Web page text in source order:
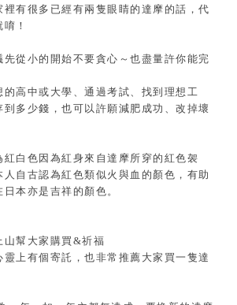
裡有很多已經有兩隻眼睛的達摩的話，代
！
先從小的開始不要貪心～也盡量許你能完
的高中或大學、通過考試、找到理想工
多少錢，也可以許願減肥成功、改掉壞
白色因為紅身來自達摩所穿的紅色袈
自古認為紅色類似火與血的顏色，有助
本亦是吉祥的顏色。
山幫大家購買&祈福
上有個寄託，也非常推薦大家買一隻達